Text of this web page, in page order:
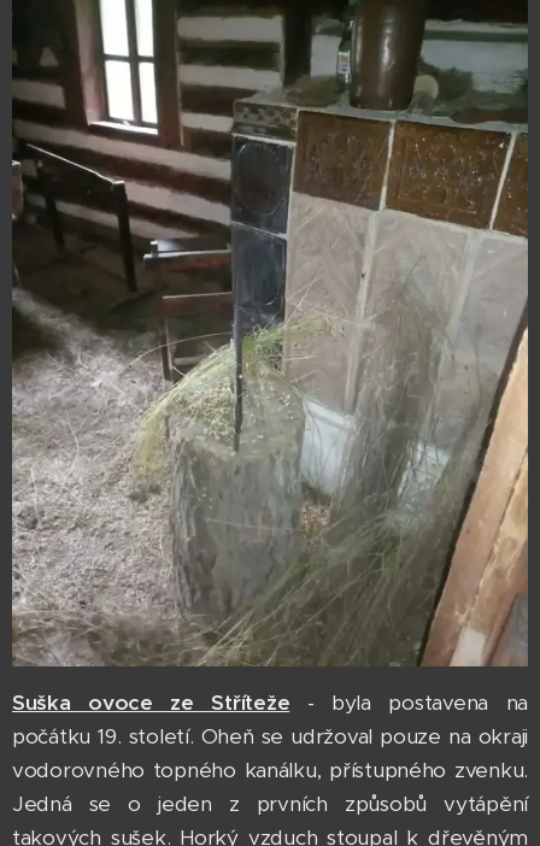
Suška ovoce ze Stříteže - byla postavena na
počátku 19. století. Oheň se udržoval pouze na okraji
vodorovného topného kanálku, přístupného zvenku.
Jedná se o jeden z prvních způsobů vytápění
takových sušek. Horký vzduch stoupal k dřevěným